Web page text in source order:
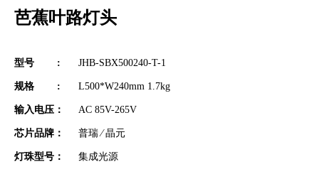
芭蕉叶路灯头
型号 : JHB-SBX500240-T-1
规格 : L500*W240mm 1.7kg
输入电压： AC 85V-265V
芯片品牌： 普瑞 ∕ 晶元
灯珠型号： 集成光源